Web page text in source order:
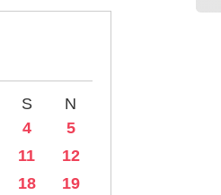
S
N
4
5
11
12
18
19